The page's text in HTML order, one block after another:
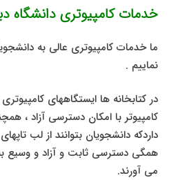
خدمات کامپیوتری دانشگاه
ما خدمات کامپیوتری عالی به
نماییم .
در کتابخانه ها ایستگاههای کامپیوتری
کامپیوتر با امکان دسترسی آزاد ،
داردکه دانشجویان بتوانند از لب
همگی دسترسی ثابت و آزاد و وسیع به
می آورند.